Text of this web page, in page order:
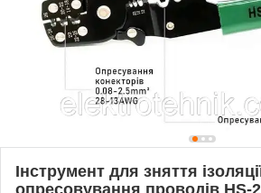
Інструмент для зняття
опресовування проводів HS-